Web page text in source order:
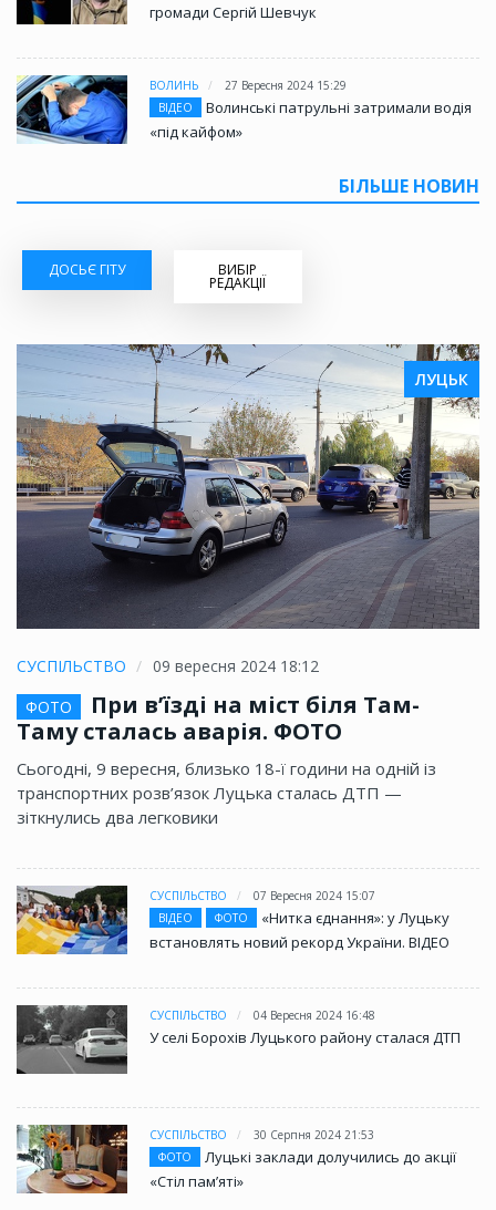
громади Сергій Шевчук
ВОЛИНЬ
27 Вересня 2024 15:29
ВІДЕО
Волинські патрульні затримали водія
«під кайфом»
БІЛЬШЕ НОВИН
ДОСЬЄ ГІТУ ВИБІР
РЕДАКЦІЇ
ЛУЦЬК
СУСПІЛЬСТВО
09 вересня 2024 18:12
ФОТО
При в’їзді на міст біля Там-
Таму сталась аварія. ФОТО
Сьогодні, 9 вересня, близько 18-ї години на одній із
транспортних розв’язок Луцька сталась ДТП —
зіткнулись два легковики
СУСПІЛЬСТВО
07 Вересня 2024 15:07
ВІДЕО
ФОТО
«Нитка єднання»: у Луцьку
встановлять новий рекорд України. ВІДЕО
СУСПІЛЬСТВО 04 Вересня 2024 16:48
У селі Борохів Луцького району сталася ДТП
СУСПІЛЬСТВО
30 Серпня 2024 21:53
ФОТО
Луцькі заклади долучились до акції
«Стіл памʼяті»